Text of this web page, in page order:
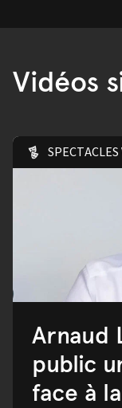
Vidéos
Arnaud
public
face à